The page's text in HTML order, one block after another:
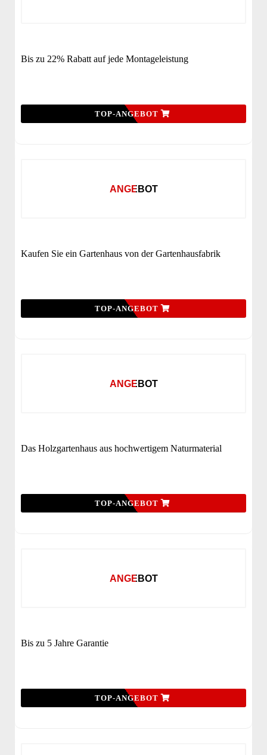
Bis zu 22% Rabatt auf jede Montageleistung
TOP-ANGEBOT
ANGEBOT
Kaufen Sie ein Gartenhaus von der Gartenhausfabrik
TOP-ANGEBOT
ANGEBOT
Das Holzgartenhaus aus hochwertigem Naturmaterial
TOP-ANGEBOT
ANGEBOT
Bis zu 5 Jahre Garantie
TOP-ANGEBOT